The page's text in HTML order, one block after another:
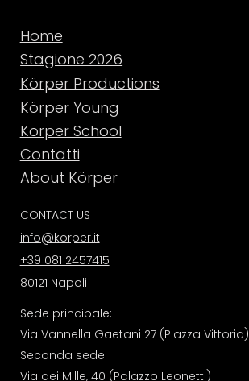
Home
Stagione 2026
Körper Productions
Körper Young
Körper School
Contatti
About Körper
CONTACT US
info@korper.it
+39 081 2457415
Sede principale:
Via Vannella Gaetani 27 (Piazza Vittoria)
Seconda sede:
Via dei Mille, 40 (Palazzo Leonetti)
80121 Napoli